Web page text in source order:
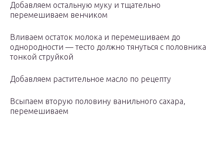
Добавляем остальную муку и тщательно
перемешиваем венчиком
Вливаем остаток молока и перемешиваем до
однородности — тесто должно тянуться с половника
тонкой струйкой
Добавляем растительное масло по рецепту
Всыпаем вторую половину ванильного сахара,
перемешиваем